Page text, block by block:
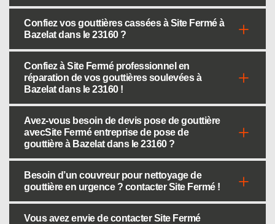
Confiez vos gouttières cassées à Site Fermé à
Bazelat dans le 23160 ?
Confiez à Site Fermé professionnel en
réparation de vos gouttières soulevées à
Bazelat dans le 23160 !
Avez-vous besoin de devis pose de gouttière
avecSite Fermé entreprise de pose de
gouttière à Bazelat dans le 23160 ?
Besoin d’un couvreur pour nettoyage de
gouttière en urgence ? contacter Site Fermé !
Vous avez envie de contacter Site Fermé